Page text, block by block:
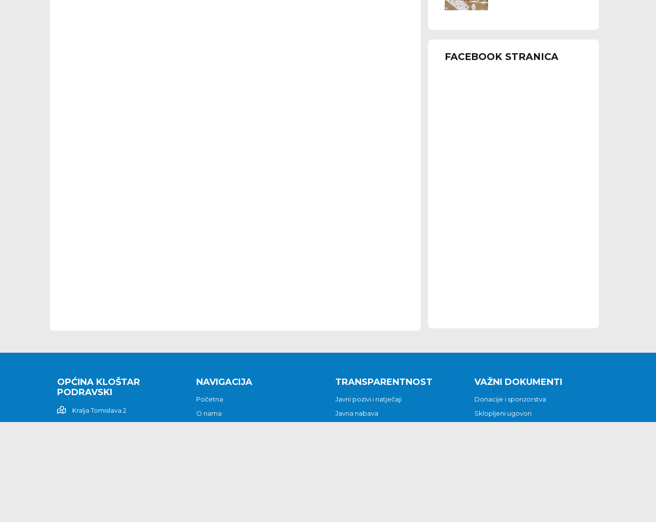
FACEBOOK STRANICA
OPĆINA KLOŠTAR
PODRAVSKI
Kralja Tomislava 2
NAVIGACIJA
Početna
O nama
TRANSPARENTNOST
Javni pozivi i natječaji
Javna nabava
VAŽNI DOKUMENTI
Donacije i sponzorstva
Sklopljeni ugovori